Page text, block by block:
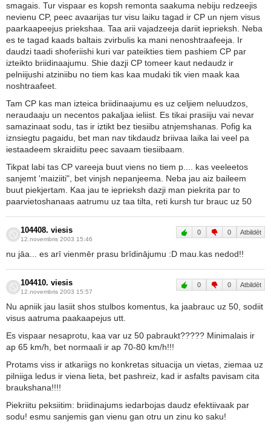
smagais. Tur vispaar es kopsh remonta saakuma nebiju redzeejis
nevienu CP, peec avaarijas tur visu laiku tagad ir CP un njem visus
paarkaapeejus priekshaa. Taa arii vajadzeeja dariit ieprieksh. Neba
es te tagad kaads baltais zvirbulis ka mani nenoshtraafeeja. Ir
daudzi taadi shoferiishi kuri var pateikties tiem pashiem CP par
izteikto briidinaajumu. Shie dazji CP tomeer kaut nedaudz ir
pelniijushi atziniibu no tiem kas kaa mudaki tik vien maak kaa
noshtraafeet.
Tam CP kas man izteica briidinaajumu es uz celjiem neluudzos,
neraudaaju un necentos pakaljaa ieliist. Es tikai prasiiju vai nevar
samazinaat sodu, tas ir iztikt bez tiesiibu atnjemshanas. Pofig ka
iznsiegtu pagaidu, bet man nav tikdaudz briivaa laika lai veel pa
iestaadeem skraidiitu peec savaam tiesiibaam.
Tikpat labi tas CP vareeja buut viens no tiem p.... kas veeleetos
sanjemt 'maiziiti", bet vinjsh nepanjeema. Neba jau aiz baileem
buut piekjertam. Kaa jau te ieprieksh dazji man piekrita par to
paarvietoshanaas aatrumu uz taa tilta, reti kursh tur brauc uz 50
104408. viesis
12.novembris 2003 15:46
0 0 Atbildēt
nu jāa... es arī vienmēr prasu brīdinājumu :D mau.kas nedod!!
104410. viesis
12.novembris 2003 15:57
0 0 Atbildēt
Nu apniik jau lasiit shos stulbos komentus, ka jaabrauc uz 50, sodiit
visus aatruma paakaapejus utt.
Es vispaar nesaprotu, kaa var uz 50 pabraukt????? Minimalais ir
ap 65 km/h, bet normaali ir ap 70-80 km/h!!!
Protams viss ir atkariigs no konkretas situacija un vietas, ziemaa uz
pilniiga ledus ir viena lieta, bet pashreiz, kad ir asfalts pavisam cita
braukshana!!!!
Piekriitu peksiitim: briidinajums iedarbojas daudz efektiivaak par
sodu! esmu sanjemis gan vienu gan otru un zinu ko saku!